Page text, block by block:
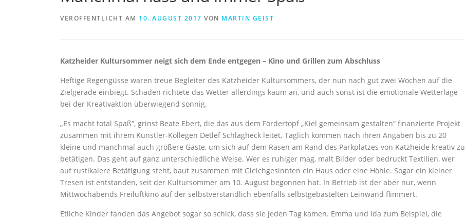
VERÖFFENTLICHT AM 10. AUGUST 2017 VON MARTIN GEIST
Katzheider Kultursommer neigt sich dem Ende entgegen – Kino und Grillen zum Abschluss
Heftige Regengüsse waren treue Begleiter des Katzheider Kultursommers, der nun nach gut zwei Wochen auf die
Zielgerade einbiegt. Schäden richtete das Wetter allerdings kaum an, und auch sonst ist die emotionale Wetterlage
bei der Kreativaktion überwiegend sonnig.
„Es macht total Spaß“, grinst Beate Ebert, die das aus dem Fördertopf „Kiel gemeinsam gestalten“ finanzierte Projekt
zusammen mit ihrem Künstler-Kollegen Detlef Schlagheck leitet. Täglich kommen nach ihren Angaben bis zu 20
kleine und manchmal auch größere Gäste, um sich auf dem Rasen am Rand des Parkplatzes von Katzheide kreativ zu
betätigen. Das geht auf ganz unterschiedliche Weise. Wer es ruhiger mag, malt Bilder oder bedruckt Textilien, wer
auf rustikalere Betätigung steht, baut zusammen mit Gleichgesinnten ein Haus oder eine Höhle. Sogar ein kleiner
Tresen ist entstanden, seit der Kultursommer am 10. August begonnen hat. In Betrieb ist der aber nur, wenn
Mittwochabends Freiluftkino auf der selbstverständlich ebenfalls selbstgebastelten Leinwand flimmert.
Etliche Kinder fanden das Angebot sogar so schick, dass sie jeden Tag kamen. Emma und Ida zum Beispiel, die